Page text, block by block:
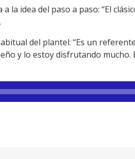
la idea del paso a paso: “El
del plantel: “Es un
y lo estoy disfrutando mucho.